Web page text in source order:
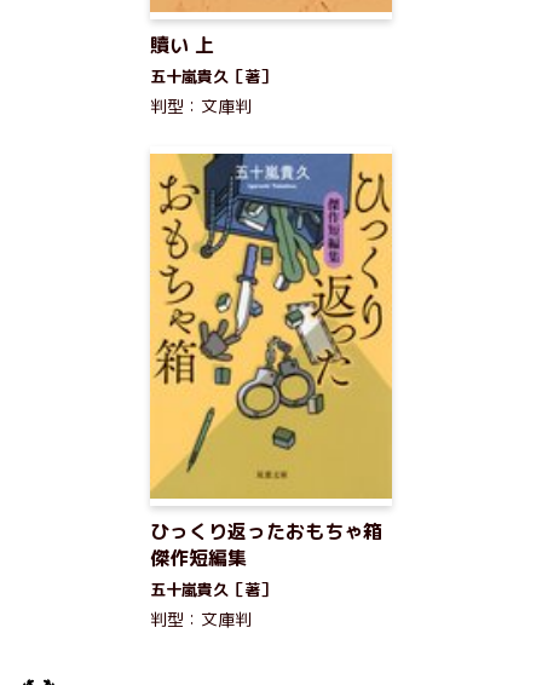
贖い 上
五十嵐貴久［著］
判型：文庫判
ひっくり返ったおもちゃ箱
傑作短編集
五十嵐貴久［著］
判型：文庫判